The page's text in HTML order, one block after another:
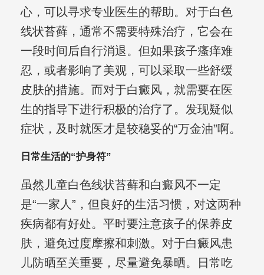
心，可以寻求专业医生的帮助。对于白色
线状苔藓，通常不需要特殊治疗，它会在
一段时间后自行消退。但如果孩子瘙痒难
忍，或者影响了美观，可以采取一些舒缓
皮肤的措施。而对于白癜风，就需要在医
生的指导下进行积极的治疗了。发现疑似
症状，及时就医才是较稳妥的“万金油”啊。
日常生活的“护身符”
虽然儿童白色线状苔藓和白癜风不一定
是“一家人”，但良好的生活习惯，对这两种
疾病都有好处。平时要注意孩子的保养皮
肤，避免过度摩擦和刺激。对于白癜风患
儿防晒至关重要，尽量避免暴晒。日常吃